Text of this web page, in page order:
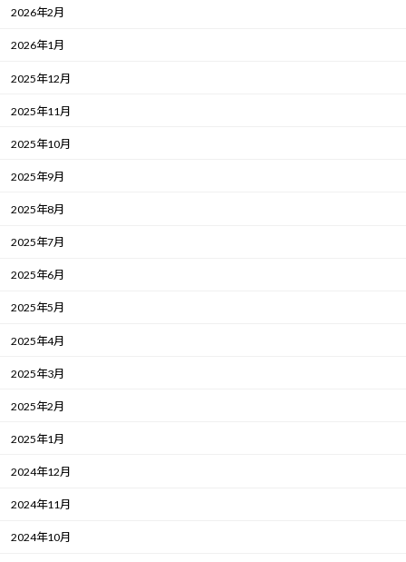
2026年2月
2026年1月
2025年12月
2025年11月
2025年10月
2025年9月
2025年8月
2025年7月
2025年6月
2025年5月
2025年4月
2025年3月
2025年2月
2025年1月
2024年12月
2024年11月
2024年10月